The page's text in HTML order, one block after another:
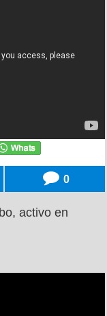
0
activo en